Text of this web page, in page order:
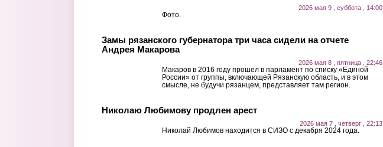
2026 мая 9 , суббота , 14:00
Фото.
Замы рязанского губернатора три часа сидели на отчете
Андрея Макарова
2026 мая 8 , пятница , 22:46
Макаров в 2016 году прошел в парламент по списку «Единой
России» от группы, включающей Рязанскую область, и в этом
смысле, не будучи рязанцем, представляет там регион.
Николаю Любимову продлен арест
2026 мая 7 , четверг , 22:13
Николай Любимов находится в СИЗО с декабря 2024 года.